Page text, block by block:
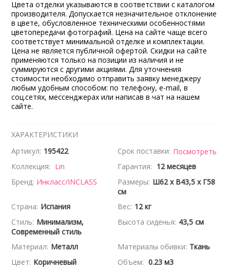
Цвета отделки указываются в соответствии с каталогом
производителя. Допускается незначительное отклонение
в цвете, обусловленное техническими особенностями
цветопередачи фотографий. Цена на сайте чаще всего
соответствует минимальной отделке и комплектации.
Цена не является публичной офертой. Скидки на сайте
применяются только на позиции из наличия и не
суммируются с другими акциями. Для уточнения
стоимости необходимо отправить заявку менеджеру
любым удобным способом: по телефону, e-mail, в
соц.сетях, мессенджерах или написав в чат на нашем
сайте.
ХАРАКТЕРИСТИКИ
Артикул: 195422 Срок поставки: Посмотреть
Коллекция: Lin Гарантия: 12 месяцев
Бренд: Инкласс/INCLASS Размеры: Ш62 x В43,5 x Г58
см
Страна: Испания Вес: 12 кг
Стиль: Минимализм,
Современный стиль
Высота сиденья: 43,5 см
Материал: Металл Материалы обивки: Ткань
Цвет: Коричневый Объем: 0.23 м3